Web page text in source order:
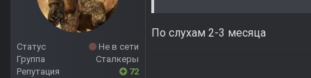
Статус
Не в сети
Группа
Сталкеры
Репутация
72
По слухам 2-3 месяца